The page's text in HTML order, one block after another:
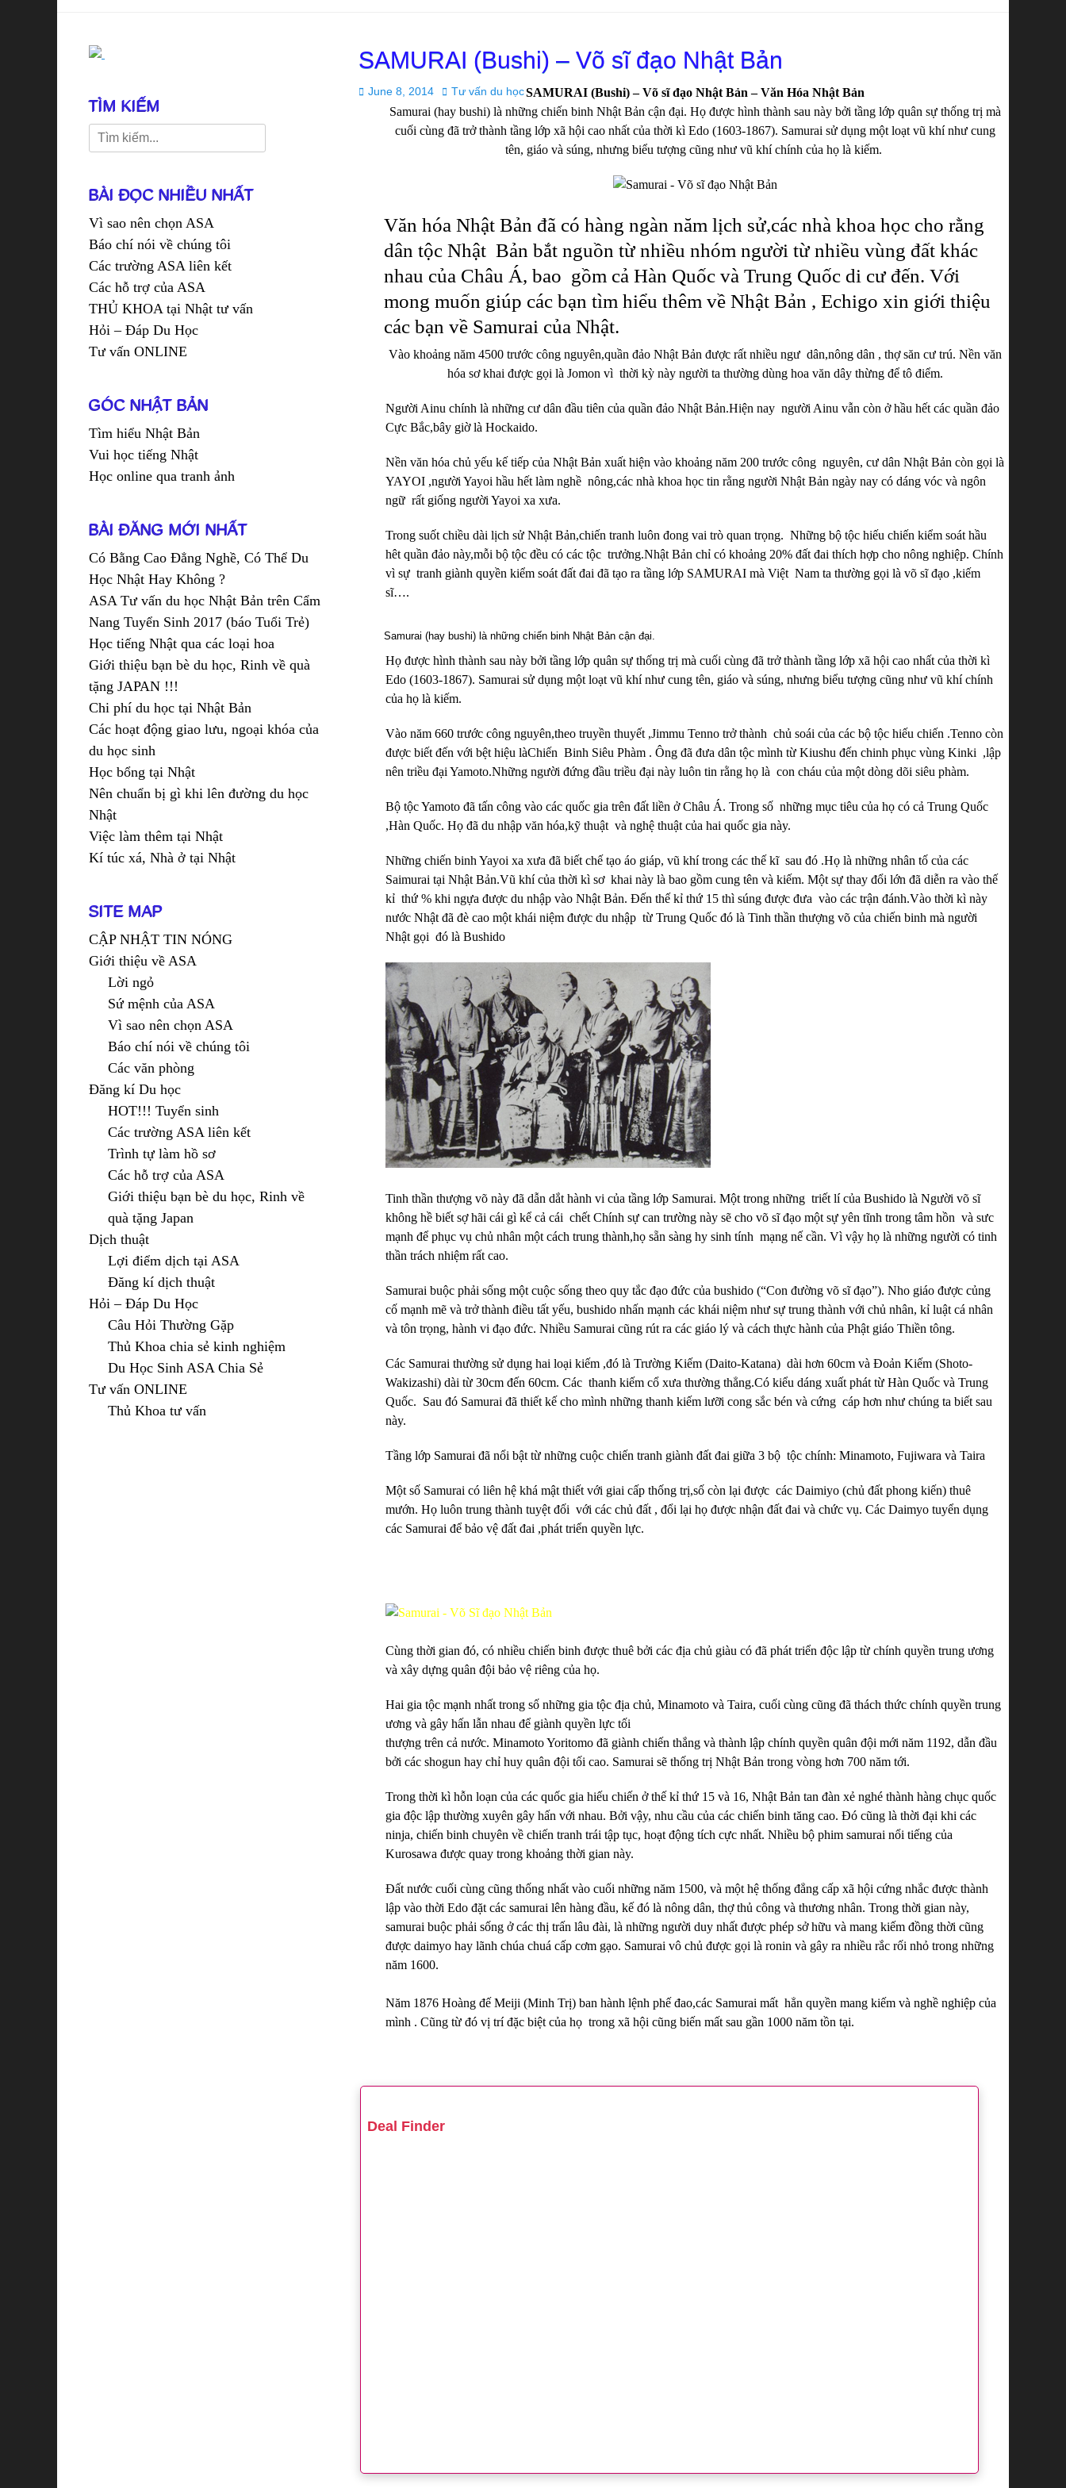
SAMURAI (Bushi) – Võ sĩ đạo Nhật Bản
Posted
June 8, 2014 Author
Tư vấn du học ASASAMURAI (Bushi) – Võ sĩ đạo Nhật Bản – Văn Hóa Nhật Bản
Samurai (hay bushi) là những chiến binh Nhật Bản cận đại. Họ được hình thành sau này bởi tầng lớp quân sự thống trị mà
cuối cùng đã trở thành tầng lớp xã hội cao nhất của thời kì Edo (1603-1867). Samurai sử dụng một loạt vũ khí như cung
tên, giáo và súng, nhưng biểu tượng cũng như vũ khí chính của họ là kiếm.
Văn hóa Nhật Bản đã có hàng ngàn năm lịch sử,các nhà khoa học cho rằng
dân tộc Nhật Bản bắt nguồn từ nhiều nhóm người từ nhiều vùng đất khác
nhau của Châu Á, bao gồm cả Hàn Quốc và Trung Quốc di cư đến. Với
mong muốn giúp các bạn tìm hiểu thêm về Nhật Bản , Echigo xin giới thiệu
các bạn về Samurai của Nhật.
Vào khoảng năm 4500 trước công nguyên,quần đảo Nhật Bản được rất nhiều ngư dân,nông dân , thợ săn cư trú. Nền văn
hóa sơ khai được gọi là Jomon vì thời kỳ này người ta thường dùng hoa văn dây thừng để tô điểm.
Người Ainu chính là những cư dân đầu tiên của quần đảo Nhật Bản.Hiện nay người Ainu vẫn còn ở hầu hết các quần đảo
Cực Bắc,bây giờ là Hockaido.
Nền văn hóa chủ yếu kế tiếp của Nhật Bản xuất hiện vào khoảng năm 200 trước công nguyên, cư dân Nhật Bản còn gọi là
YAYOI ,người Yayoi hầu hết làm nghề nông,các nhà khoa học tin rằng người Nhật Bản ngày nay có dáng vóc và ngôn
ngữ rất giống người Yayoi xa xưa.
Trong suốt chiều dài lịch sử Nhật Bản,chiến tranh luôn đong vai trò quan trọng. Những bộ tộc hiếu chiến kiểm soát hầu
hêt quần đảo này,mỗi bộ tộc đều có các tộc trưởng.Nhật Bản chỉ có khoảng 20% đất đai thích hợp cho nông nghiệp. Chính
vì sự tranh giành quyền kiểm soát đất đai đã tạo ra tầng lớp SAMURAI mà Việt Nam ta thường gọi là võ sĩ đạo ,kiếm
sĩ….
Samurai (hay bushi) là những chiến binh Nhật Bản cận đại.
Họ được hình thành sau này bởi tầng lớp quân sự thống trị mà cuối cùng đã trở thành tầng lớp xã hội cao nhất của thời kì
Edo (1603-1867). Samurai sử dụng một loạt vũ khí như cung tên, giáo và súng, nhưng biểu tượng cũng như vũ khí chính
của họ là kiếm.
Vào năm 660 trước công nguyên,theo truyền thuyết ,Jimmu Tenno trở thành chủ soái của các bộ tộc hiếu chiến .Tenno còn
được biết đến với bệt hiệu làChiến Binh Siêu Phàm . Ông đã đưa dân tộc mình từ Kiushu đến chinh phục vùng Kinki ,lập
nên triều đại Yamoto.Những người đứng đầu triều đại này luôn tin rằng họ là con cháu của một dòng dõi siêu phàm.
Bộ tộc Yamoto đã tấn công vào các quốc gia trên đất liền ở Châu Á. Trong số những mục tiêu của họ có cả Trung Quốc
,Hàn Quốc. Họ đã du nhập văn hóa,kỹ thuật và nghệ thuật của hai quốc gia này.
Những chiến binh Yayoi xa xưa đã biết chế tạo áo giáp, vũ khí trong các thế kĩ sau đó .Họ là những nhân tố của các
Saimurai tại Nhật Bản.Vũ khí của thời kì sơ khai này là bao gồm cung tên và kiếm. Một sự thay đổi lớn đã diễn ra vào thế
kỉ thứ % khi ngựa được du nhập vào Nhật Bản. Đến thế kỉ thứ 15 thì súng được đưa vào các trận đánh.Vào thời kì này
nước Nhật đã đè cao một khái niệm được du nhập từ Trung Quốc đó là Tinh thần thượng võ của chiến binh mà người
Nhật gọi đó là Bushido
Tinh thần thượng võ này đã dẫn dắt hành vi của tầng lớp Samurai. Một trong những triết lí của Bushido là Người võ sĩ
không hề biết sợ hãi cái gì kể cả cái chết Chính sự can trường này sẽ cho võ sĩ đạo một sự yên tĩnh trong tâm hồn và sưc
mạnh để phục vụ chủ nhân một cách trung thành,họ sẵn sàng hy sinh tính mạng nế cần. Vì vậy họ là những người có tinh
thần trách nhiệm rất cao.
Samurai buộc phải sống một cuộc sống theo quy tắc đạo đức của bushido (“Con đường võ sĩ đạo”). Nho giáo được củng
cố mạnh mẽ và trở thành điều tất yếu, bushido nhấn mạnh các khái niệm như sự trung thành với chủ nhân, kỉ luật cá nhân
và tôn trọng, hành vi đạo đức. Nhiều Samurai cũng rút ra các giáo lý và cách thực hành của Phật giáo Thiền tông.
Các Samurai thường sử dụng hai loại kiếm ,đó là Trường Kiếm (Daito-Katana) dài hơn 60cm và Đoản Kiếm (Shoto-
Wakizashi) dài từ 30cm đến 60cm. Các thanh kiếm cổ xưa thường thẳng.Có kiểu dáng xuất phát từ Hàn Quốc và Trung
Quốc. Sau đó Samurai đã thiết kế cho mình những thanh kiếm lưỡi cong sắc bén và cứng cáp hơn như chúng ta biết sau
này.
Tầng lớp Samurai đã nổi bật từ những cuộc chiến tranh giành đất đai giữa 3 bộ tộc chính: Minamoto, Fujiwara và Taira
Một số Samurai có liên hệ khá mật thiết với giai cấp thống trị,số còn lại được các Daimiyo (chủ đất phong kiến) thuê
mướn. Họ luôn trung thành tuyệt đối với các chủ đất , đổi lại họ được nhận đất đai và chức vụ. Các Daimyo tuyển dụng
các Samurai để bảo vệ đất đai ,phát triển quyền lực.
Cùng thời gian đó, có nhiều chiến binh được thuê bởi các địa chủ giàu có đã phát triển độc lập từ chính quyền trung ương
và xây dựng quân đội bảo vệ riêng của họ.
Hai gia tộc mạnh nhất trong số những gia tộc địa chủ, Minamoto và Taira, cuối cùng cũng đã thách thức chính quyền trung
ương và gây hấn lẫn nhau để giành quyền lực tối
thượng trên cả nước. Minamoto Yoritomo đã giành chiến thắng và thành lập chính quyền quân đội mới năm 1192, dẫn đầu
bởi các shogun hay chỉ huy quân đội tối cao. Samurai sẽ thống trị Nhật Bản trong vòng hơn 700 năm tới.
Trong thời kì hỗn loạn của các quốc gia hiếu chiến ở thế kỉ thứ 15 và 16, Nhật Bản tan đàn xẻ nghé thành hàng chục quốc
gia độc lập thường xuyên gây hấn với nhau. Bởi vậy, nhu cầu của các chiến binh tăng cao. Đó cũng là thời đại khi các
ninja, chiến binh chuyên về chiến tranh trái tập tục, hoạt động tích cực nhất. Nhiều bộ phim samurai nổi tiếng của
Kurosawa được quay trong khoảng thời gian này.
Đất nước cuối cùng cũng thống nhất vào cuối những năm 1500, và một hệ thống đẳng cấp xã hội cứng nhắc được thành
lập vào thời Edo đặt các samurai lên hàng đầu, kế đó là nông dân, thợ thủ công và thương nhân. Trong thời gian này,
samurai buộc phải sống ở các thị trấn lâu đài, là những người duy nhất được phép sở hữu và mang kiếm đồng thời cũng
được daimyo hay lãnh chúa chuá cấp cơm gạo. Samurai vô chủ được gọi là ronin và gây ra nhiều rắc rối nhỏ trong những
năm 1600.
Năm 1876 Hoàng đế Meiji (Minh Trị) ban hành lệnh phế đao,các Samurai mất hẳn quyền mang kiếm và nghề nghiệp của
mình . Cũng từ đó vị trí đặc biệt của họ trong xã hội cũng biến mất sau gần 1000 năm tồn tại.
Deal Finder
TÌM KIẾM
Search
for:
BÀI ĐỌC NHIỀU NHẤT
Vì sao nên chọn ASA
Báo chí nói về chúng tôi
Các trường ASA liên kết
Các hỗ trợ của ASA
THỦ KHOA tại Nhật tư vấn
Hỏi – Đáp Du Học
Tư vấn ONLINE
GÓC NHẬT BẢN
Tìm hiểu Nhật Bản
Vui học tiếng Nhật
Học online qua tranh ảnh
BÀI ĐĂNG MỚI NHẤT
Có Bằng Cao Đẳng Nghề, Có Thể Du
Học Nhật Hay Không ?
ASA Tư vấn du học Nhật Bản trên Cẩm
Nang Tuyển Sinh 2017 (báo Tuổi Trẻ)
Học tiếng Nhật qua các loại hoa
Giới thiệu bạn bè du học, Rinh về quà
tặng JAPAN !!!
Chi phí du học tại Nhật Bản
Các hoạt động giao lưu, ngoại khóa của
du học sinh
Học bổng tại Nhật
Nên chuẩn bị gì khi lên đường du học
Nhật
Việc làm thêm tại Nhật
Kí túc xá, Nhà ở tại Nhật
SITE MAP
CẬP NHẬT TIN NÓNG
Giới thiệu về ASA
Lời ngỏ
Sứ mệnh của ASA
Vì sao nên chọn ASA
Báo chí nói về chúng tôi
Các văn phòng
Đăng kí Du học
HOT!!! Tuyển sinh
Các trường ASA liên kết
Trình tự làm hồ sơ
Các hỗ trợ của ASA
Giới thiệu bạn bè du học, Rinh về
quà tặng Japan
Dịch thuật
Lợi điểm dịch tại ASA
Đăng kí dịch thuật
Hỏi – Đáp Du Học
Câu Hỏi Thường Gặp
Thủ Khoa chia sẻ kinh nghiệm
Du Học Sinh ASA Chia Sẻ
Tư vấn ONLINE
Thủ Khoa tư vấn